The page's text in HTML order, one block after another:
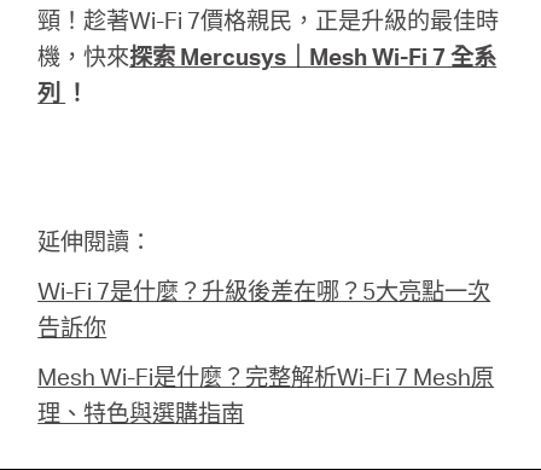
頸！趁著Wi-Fi 7價格親民，正是升級的最佳時
機，快來探索 Mercusys｜Mesh Wi-Fi 7 全系
列
！
延伸閱讀：
Ｗi-Fi 7是什麼？升級後差在哪？5大亮點一次
告訴你
Mesh Wi-Fi是什麼？完整解析Wi-Fi 7 Mesh原
理、特色與選購指南